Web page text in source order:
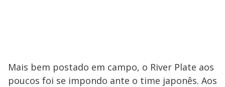
Mais bem postado em campo, o River Plate aos
poucos foi se impondo ante o time japonês. Aos